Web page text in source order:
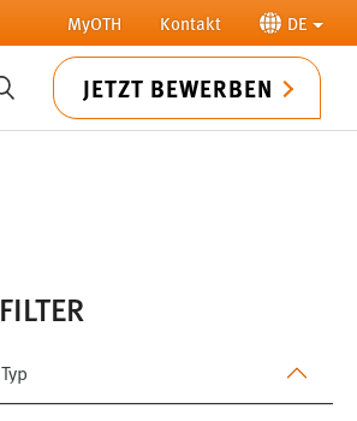
MyOTH Kontakt DE
SUCHE JETZT BEWERBEN
FILTER
Typ